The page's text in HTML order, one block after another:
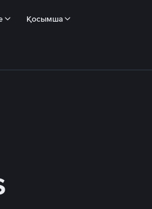
Қосымша